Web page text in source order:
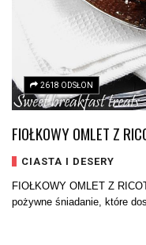
2618 ODSŁON
FIOŁKOWY OMLET Z
CIASTA I DESERY
FIOŁKOWY OMLET Z
pożywne śniadanie, które